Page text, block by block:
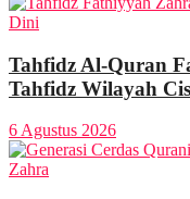
Tahfidz Al-Quran
Tahfidz Wilayah
6 Agustus 2026